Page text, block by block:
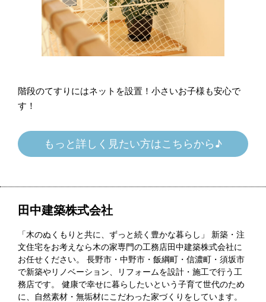
階段のてすりにはネットを設置！小さいお子様も安心で
す！
もっと詳しく見たい方はこちらから♪
田中建築株式会社
「木のぬくもりと共に、ずっと続く豊かな暮らし」 新築・注
文住宅をお考えなら木の家専門の工務店田中建築株式会社に
お任せください。 長野市・中野市・飯綱町・信濃町・須坂市
で新築やリノベーション、リフォームを設計・施工で行う工
務店です。 健康で幸せに暮らしたいという子育て世代のため
に、自然素材・無垢材にこだわった家づくりをしています。